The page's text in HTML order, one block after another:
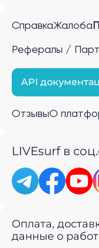
СправкаЖалоба
Рефералы /
API
ОтзывыО
LIVEsurf в
Оплата,
данные о